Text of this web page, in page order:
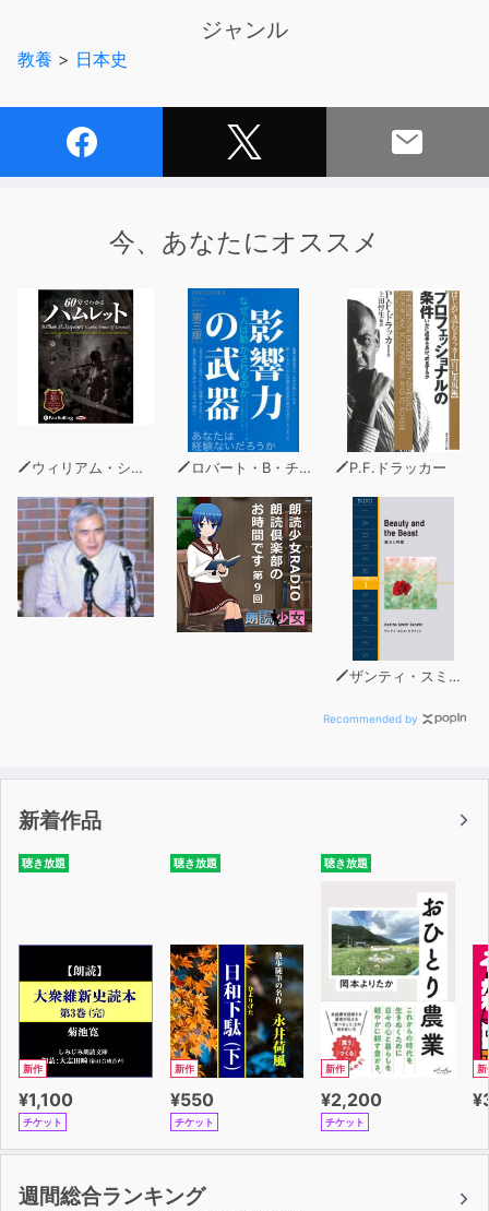
ジャンル
教養 > 日本史
今、あなたにオススメ
ウィリアム・シェイクスピア ロバート・B・チャルディーニ P.F.ドラッカー
ザンティ・スミス・セラフィン
Recommended by
新着作品
聴き放題
新作
¥1,100
チケット
聴き放題
新作
¥550
チケット
聴き放題
新作
¥2,200
チケット
新
週間総合ランキング